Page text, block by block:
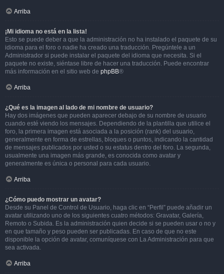
Arriba
¡Mi idioma no está en la lista!
Esto se puede deber a que la administración no ha instalado el paquete de su
idioma para el foro o nadie ha creado una traducción. Pregúntele a un
Administrador si puede instalar el paquete del idioma que necesita. Si el
paquete no existe, siéntase libre de hacer una traducción. Puede encontrar
más información en el sitio web de phpBB®
Arriba
¿Qué es la imagen al lado de mi nombre de usuario?
Hay dos imágenes que pueden aparecer debajo de su nombre de usuario
cuando esté viendo los mensajes. Dependiendo de la plantilla que utilice el
foro, la primera imagen está asociada a la posición (rank) del usuario,
generalmente en forma de estrellas, bloques o puntos, indicando la cantidad
de mensajes publicados por usted o su estatus dentro del foro. La segunda,
usualmente una imagen más grande, es conocida como avatar y
generalmente es única o personal para cada usuario.
Arriba
¿Cómo puedo mostrar un avatar?
Desde su Panel de Control de Usuario, haga clic en “Perfil” puede añadir un
avatar utilizando uno de los siguientes cuatro métodos: Gravatar, Galería,
Remoto o Subida. Es la administración quien decide si se pueden usar o no y
en que tamaño y peso pueden ser publicadas. En caso de que no este
disponible la opción de avatar, comuníquese con La Administración para que
sea activada.
Arriba